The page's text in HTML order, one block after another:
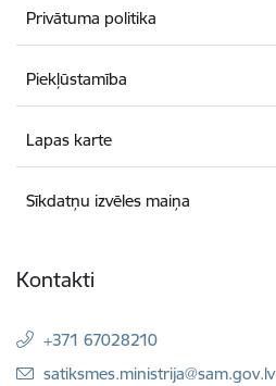
Privātuma politika
Piekļūstamība
Lapas karte
Sīkdatņu izvēles maiņa
Kontakti
+371 67028210
E-pasts:
satiksmes.ministrija@sam.gov.lv